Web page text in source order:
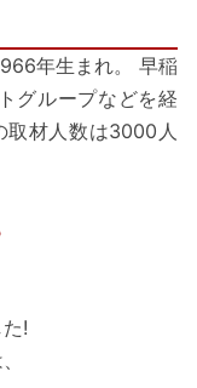
年生まれ。 早稲
グループなどを経
材人数は3000人
!